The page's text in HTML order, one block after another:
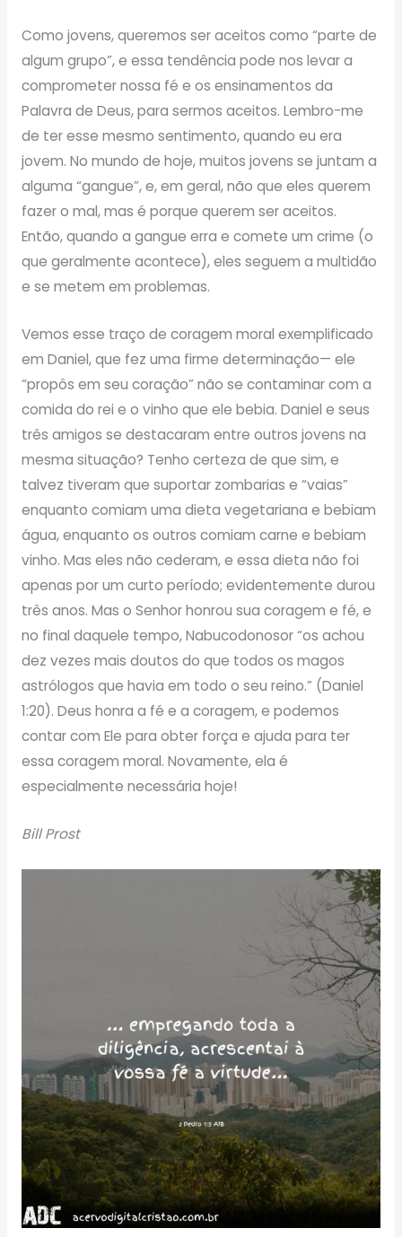
Como jovens, queremos ser aceitos como “parte de
algum grupo”, e essa tendência pode nos levar a
comprometer nossa fé e os ensinamentos da
Palavra de Deus, para sermos aceitos. Lembro-me
de ter esse mesmo sentimento, quando eu era
jovem. No mundo de hoje, muitos jovens se juntam a
alguma “gangue”, e, em geral, não que eles querem
fazer o mal, mas é porque querem ser aceitos.
Então, quando a gangue erra e comete um crime (o
que geralmente acontece), eles seguem a multidão
e se metem em problemas.
Vemos esse traço de coragem moral exemplificado
em Daniel, que fez uma firme determinação— ele
“propôs em seu coração” não se contaminar com a
comida do rei e o vinho que ele bebia. Daniel e seus
três amigos se destacaram entre outros jovens na
mesma situação? Tenho certeza de que sim, e
talvez tiveram que suportar zombarias e “vaias”
enquanto comiam uma dieta vegetariana e bebiam
água, enquanto os outros comiam carne e bebiam
vinho. Mas eles não cederam, e essa dieta não foi
apenas por um curto período; evidentemente durou
três anos. Mas o Senhor honrou sua coragem e fé, e
no final daquele tempo, Nabucodonosor “os achou
dez vezes mais doutos do que todos os magos
astrólogos que havia em todo o seu reino.” (Daniel
1:20). Deus honra a fé e a coragem, e podemos
contar com Ele para obter força e ajuda para ter
essa coragem moral. Novamente, ela é
especialmente necessária hoje!
Bill Prost